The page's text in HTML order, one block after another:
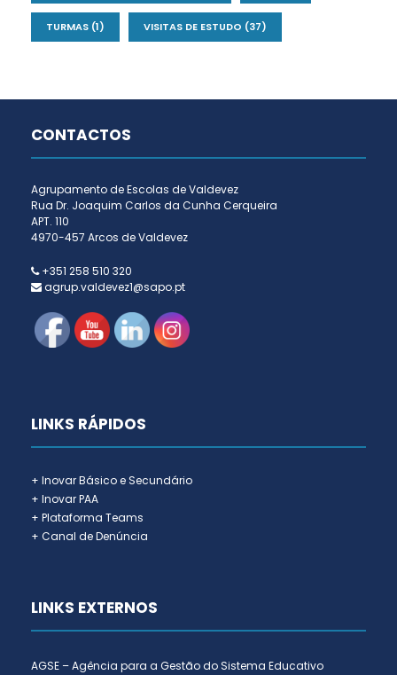
TURMAS (1) VISITAS DE ESTUDO (37)
CONTACTOS
Agrupamento de Escolas de Valdevez
Rua Dr. Joaquim Carlos da Cunha Cerqueira
APT. 110
4970-457 Arcos de Valdevez
+351 258 510 320
agrup.valdevez1@sapo.pt
LINKS RÁPIDOS
+ Inovar Básico e Secundário
+ Inovar PAA
+ Plataforma Teams
+ Canal de Denúncia
LINKS EXTERNOS
AGSE – Agência para a Gestão do Sistema Educativo